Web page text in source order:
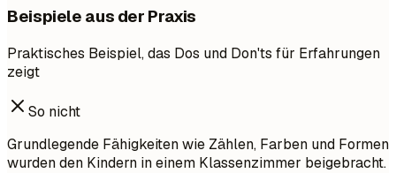
Beispiele aus der Praxis
Praktisches Beispiel, das Dos und Don'ts für Erfahrungen
zeigt
So nicht
Grundlegende Fähigkeiten wie Zählen, Farben und Formen
wurden den Kindern in einem Klassenzimmer beigebracht.